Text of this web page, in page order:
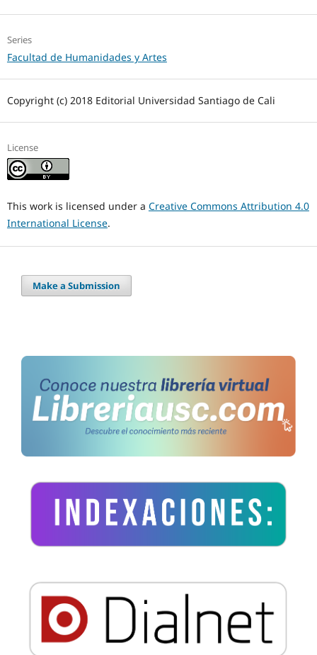
Series
Facultad de Humanidades y Artes
Copyright (c) 2018 Editorial Universidad Santiago de Cali
License
This work is licensed under a Creative Commons Attribution 4.0
International License.
Make a Submission